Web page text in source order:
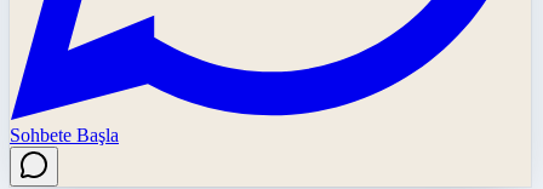
Sohbete Başla